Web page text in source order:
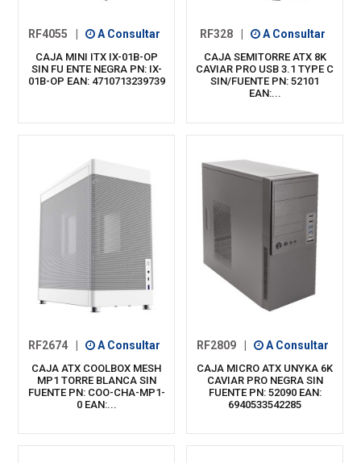
RF4055 A Consultar
CAJA MINI ITX IX-01B-OP
SIN FU ENTE NEGRA PN: IX-
01B-OP EAN: 4710713239739
RF328 A Consultar
CAJA SEMITORRE ATX 8K
CAVIAR PRO USB 3.1 TYPE C
SIN/FUENTE PN: 52101
EAN:...
RF2674 | A Consultar
CAJA ATX COOLBOX MESH
MP1 TORRE BLANCA SIN
FUENTE PN: COO-CHA-MP1-
0 EAN:...
RF2809 | A Consultar
CAJA MICRO ATX UNYKA 6K
CAVIAR PRO NEGRA SIN
FUENTE PN: 52090 EAN:
6940533542285